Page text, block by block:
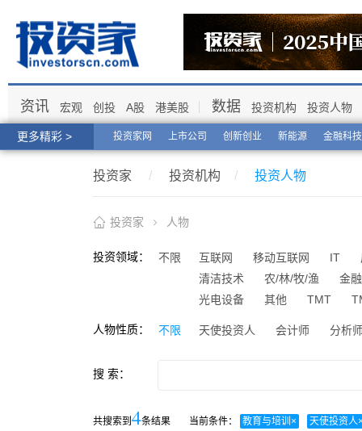
更多精彩 > 投资家网 上市公司 创新创业 新能源 金融科技
资讯 宏观 创投 A股 港美股 数据 投资机构 投资人物
投资家 / 投资机构 / 投资人物
投资家 人物
投资领域： 不限 互联网 移动互联网 IT
清洁技术
农/林/牧/渔
金融
光电设备
其他 TMT
人物性质： 不限 天使投资人 会计师 分析
搜 索：
共搜索到 4条结果 当前条件： 教育与培训 × 天使投资人